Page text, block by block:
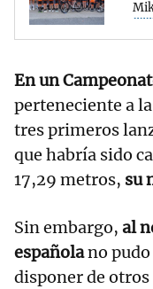
En un
perteneciente a
tres primeros
que habría sido
17,29 metros, su
Sin embargo, al
españolano pudo
disponer de